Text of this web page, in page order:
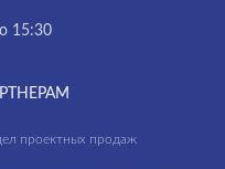
15:30
проектных продаж